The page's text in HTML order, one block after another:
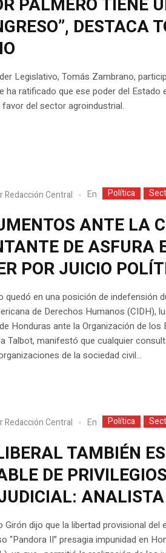
DESTACA
Legislativo, Tomás Zambrano,
ha ratificado que ese poder del
del sector agroindustrial.
Redacción Central En Política
ANTE LA
DE ASFURA
POR JUICIO
quedó en una posición de indefensión
de Derechos Humanos (CIDH),
Honduras ante la Organización de
Talbot, manifestó que cualquier
de la sociedad civil...
Redacción Central En Política
TAMBIÉN ES
DE
ANALISTA
dijo que la libertad provisional del
“Pandora II” presagia impunidad en